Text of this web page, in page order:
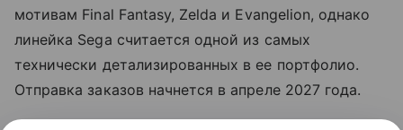
мотивам Final Fantasy, Zelda и Evangelion, однако
линейка Sega считается одной из самых
технически детализированных в ее портфолио.
Отправка заказов начнется в апреле 2027 года.